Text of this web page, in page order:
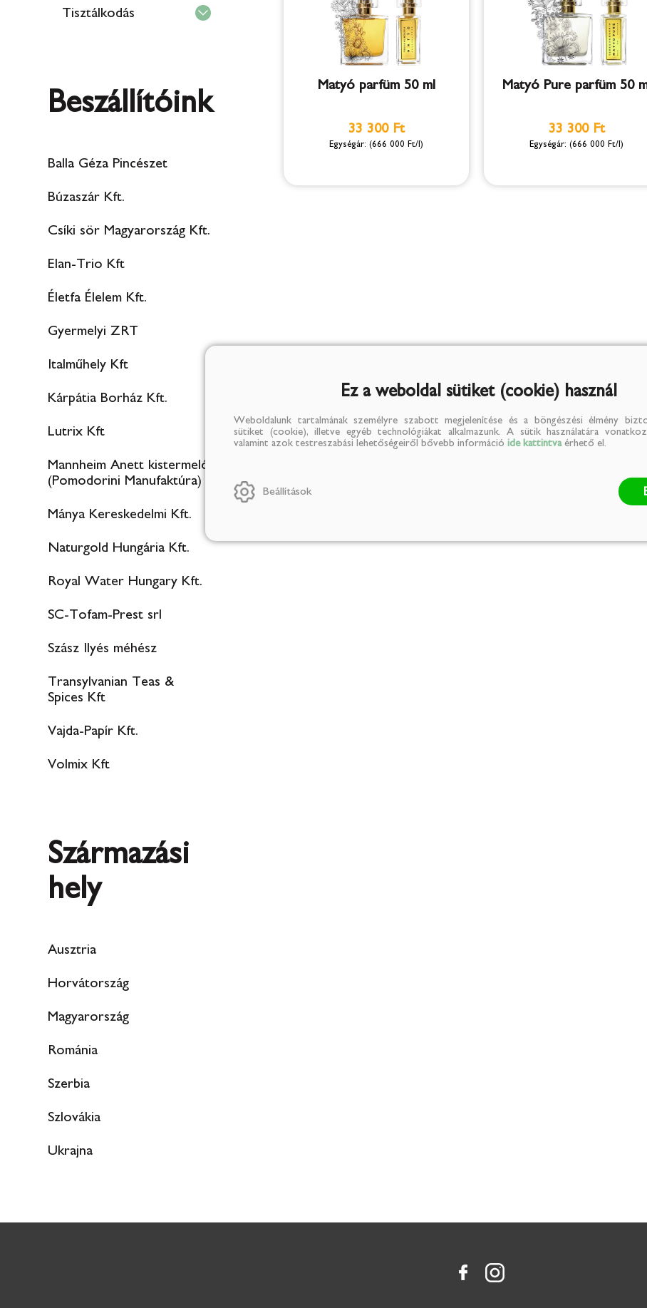
Tisztálkodás
Beszállítóink
Balla Géza Pincészet
Búzaszár Kft.
Csíki sör Magyarország Kft.
Elan-Trio Kft
Életfa Élelem Kft.
Gyermelyi ZRT
Italműhely Kft
Kárpátia Borház Kft.
Lutrix Kft
Mannheim Anett kistermelő
(Pomodorini Manufaktúra)
Mánya Kereskedelmi Kft.
Naturgold Hungária Kft.
Royal Water Hungary Kft.
SC-Tofam-Prest srl
Szász Ilyés méhész
Transylvanian Teas &
Spices Kft
Vajda-Papír Kft.
Volmix Kft
Származási
hely
Ausztria
Horvátország
Magyarország
Románia
Szerbia
Szlovákia
Ukrajna
Matyó parfüm 50 ml
33 300 Ft
(666 000 Ft/l)
Matyó Pure parfüm 50
33 300 Ft
(666 000 Ft/l)
Ez a weboldal sütiket (cookie) használ
Weboldalunk tartalmának személyre szabott megjelenítése és a böngészési élmény
sütiket (cookie), illetve egyéb technológiákat alkalmazunk. A sütik használatára
valamint azok testreszabási lehetőségeiről bővebb információ ide kattintvaérhető el.
Beállítások